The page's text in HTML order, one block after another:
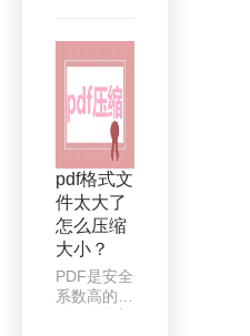
大问题不知
道怎么解
决，删删减
减最后发现
文档还是过
大，花费了
时间，但是
依然没能将
文档有效缩
小到自己想
要的体积，
这就变得很
麻烦，那么
这时候有一
pdf格式文
件太大了
怎么压缩
大小？
PDF是安全
系数高的文